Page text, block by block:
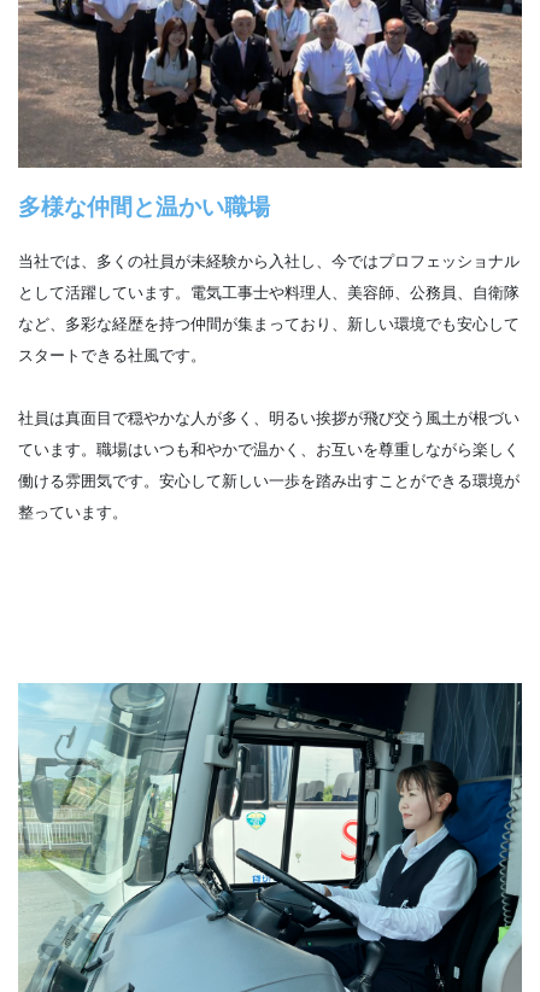
多様な仲間と温かい職場
当社では、多くの社員が未経験から入社し、今ではプロフェッショナル
として活躍しています。電気工事士や料理人、美容師、公務員、自衛隊
など、多彩な経歴を持つ仲間が集まっており、新しい環境でも安心して
スタートできる社風です。
社員は真面目で穏やかな人が多く、明るい挨拶が飛び交う風土が根づい
ています。職場はいつも和やかで温かく、お互いを尊重しながら楽しく
働ける雰囲気です。安心して新しい一歩を踏み出すことができる環境が
整っています。